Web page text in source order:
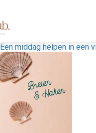
Een middag helpen in een